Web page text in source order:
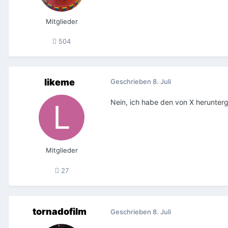
Mitglieder
504
likeme
Mitglieder
27
Geschrieben 8. Juli
Nein, ich habe den von X
tornadofilm Geschrieben 8. Juli